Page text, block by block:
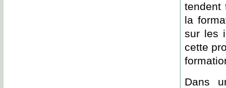
tendent
la
sur les
cette
Dans